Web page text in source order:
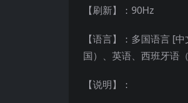
【刷新】：90Hz
【语言】：多国语言 [
国）、英语、西班牙语
【说明】：